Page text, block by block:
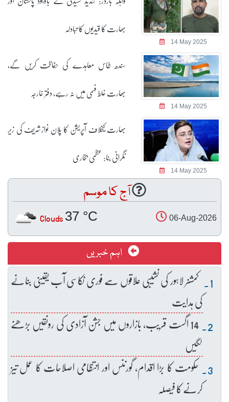
14 May 2025
بھارت کا قیدیوں کا تبادلہ
14 May 2025
سندھ طاس معاہدے کی حفاظت کریں گے،
بھارت غلط فہمی میں نہ رہے، دفتر خارجہ
14 May 2025
بھارت کیخلاف آپریشن کا پلان نوازشریف کی زیر
نگرانی بنا: عظمیٰ بخاری
آج کا موسم
06-Aug-2026
37 °C
Clouds
اہم خبریں
کمشنر لاہور کی نشیبی علاقوں سے فوری نکاسی آب یقینی بنانے
کی ہدایت
14 اگست قریب، بازاروں میں جشن آزادی کی رونقیں بڑھنے
لگیں
حکومت کا بڑا اقدام، گورننس اور انتظامی اصلاحات کا عمل تیز
کرنے کا فیصلہ